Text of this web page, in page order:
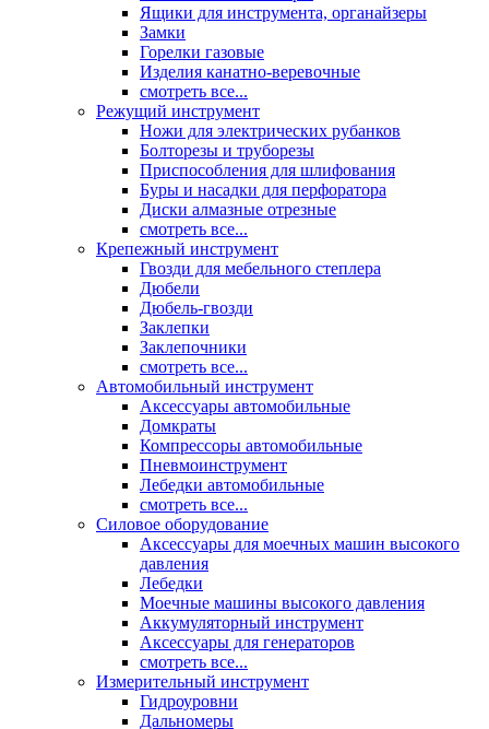
Ящики для инструмента, органайзеры
Замки
Горелки газовые
Изделия канатно-веревочные
смотреть все...
Режущий инструмент
Ножи для электрических рубанков
Болторезы и труборезы
Приспособления для шлифования
Буры и насадки для перфоратора
Диски алмазные отрезные
смотреть все...
Крепежный инструмент
Гвозди для мебельного степлера
Дюбели
Дюбель-гвозди
Заклепки
Заклепочники
смотреть все...
Автомобильный инструмент
Аксессуары автомобильные
Домкраты
Компрессоры автомобильные
Пневмоинструмент
Лебедки автомобильные
смотреть все...
Силовое оборудование
Аксессуары для моечных машин высокого
давления
Лебедки
Моечные машины высокого давления
Аккумуляторный инструмент
Аксессуары для генераторов
смотреть все...
Измерительный инструмент
Гидроуровни
Дальномеры